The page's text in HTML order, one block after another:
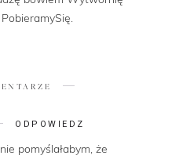
ODPOWIEDZ
pomyślałabym, że